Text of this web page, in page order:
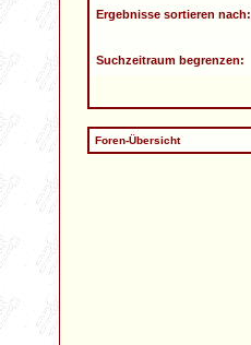
Ergebnisse sortieren nach:
Suchzeitraum begrenzen:
Foren-Übersicht